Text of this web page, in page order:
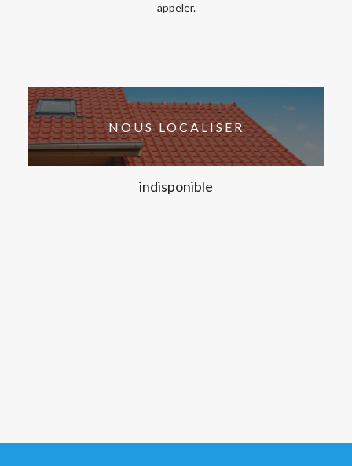
appeler.
NOUS LOCALISER
indisponible